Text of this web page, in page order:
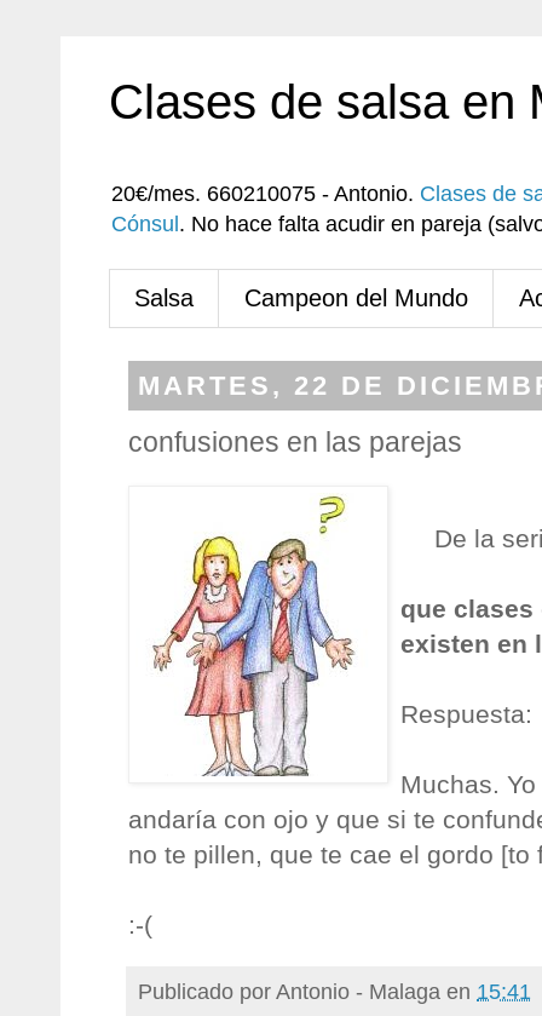
Clases de salsa en
20€/mes. 660210075 - Antonio. Clases de
Cónsul . No hace falta acudir en pareja
Salsa Campeon del Mundo
MARTES, 22 DE
confusiones en las parejas
De la
que
existen en
Respuesta:
Muchas.
andaría con ojo y que si te
no te pillen, que te cae el gordo [to
:-(
Publicado porAntonio - Malaga en 15:41